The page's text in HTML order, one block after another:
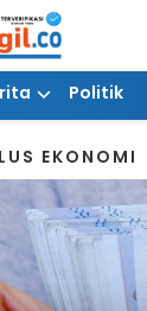
Politik
EKONOMI